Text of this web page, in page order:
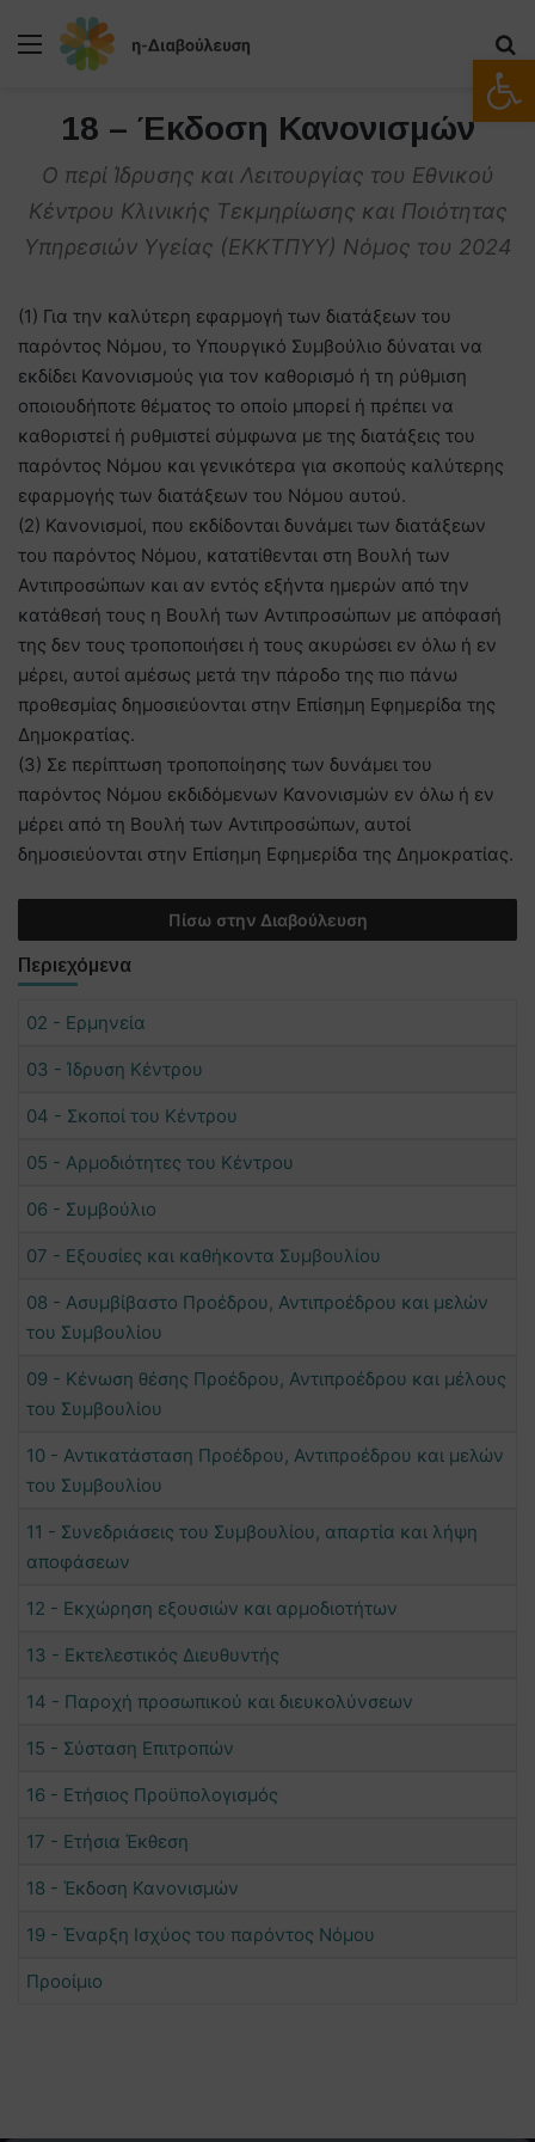
Μενού
18 – Έκδοση Κανονισμών
Ο περί Ίδρυσης και Λειτουργίας του Εθνικού
Κέντρου Κλινικής Τεκμηρίωσης και Ποιότητας
Υπηρεσιών Υγείας (ΕΚΚΤΠΥΥ) Νόμος του 2024
(1) Για την καλύτερη εφαρμογή των διατάξεων του
παρόντος Νόμου, το Υπουργικό Συμβούλιο δύναται να
εκδίδει Κανονισμούς για τον καθορισμό ή τη ρύθμιση
οποιουδήποτε θέματος το οποίο μπορεί ή πρέπει να
καθοριστεί ή ρυθμιστεί σύμφωνα με της διατάξεις του
παρόντος Νόμου και γενικότερα για σκοπούς καλύτερης
εφαρμογής των διατάξεων του Νόμου αυτού.
(2) Κανονισμοί, που εκδίδονται δυνάμει των διατάξεων
του παρόντος Νόμου, κατατίθενται στη Βουλή των
Αντιπροσώπων και αν εντός εξήντα ημερών από την
κατάθεσή τους η Βουλή των Αντιπροσώπων με απόφασή
της δεν τους τροποποιήσει ή τους ακυρώσει εν όλω ή εν
μέρει, αυτοί αμέσως μετά την πάροδο της πιο πάνω
προθεσμίας δημοσιεύονται στην Επίσημη Εφημερίδα της
Δημοκρατίας.
(3) Σε περίπτωση τροποποίησης των δυνάμει του
παρόντος Νόμου εκδιδόμενων Κανονισμών εν όλω ή εν
μέρει από τη Βουλή των Αντιπροσώπων, αυτοί
δημοσιεύονται στην Επίσημη Εφημερίδα της Δημοκρατίας.
Πίσω στην Διαβούλευση
Περιεχόμενα
02 - Ερμηνεία
03 - Ίδρυση Κέντρου
04 - Σκοποί του Κέντρου
05 - Αρμοδιότητες του Κέντρου
06 - Συμβούλιο
07 - Εξουσίες και καθήκοντα Συμβουλίου
08 - Ασυμβίβαστο Προέδρου, Αντιπροέδρου και μελών
του Συμβουλίου
09 - Κένωση θέσης Προέδρου, Αντιπροέδρου και μέλους
του Συμβουλίου
10 - Αντικατάσταση Προέδρου, Αντιπροέδρου και μελών
του Συμβουλίου
11 - Συνεδριάσεις του Συμβουλίου, απαρτία και λήψη
αποφάσεων
12 - Εκχώρηση εξουσιών και αρμοδιοτήτων
13 - Εκτελεστικός Διευθυντής
14 - Παροχή προσωπικού και διευκολύνσεων
15 - Σύσταση Επιτροπών
16 - Ετήσιος Προϋπολογισμός
17 - Ετήσια Έκθεση
18 - Έκδοση Κανονισμών
19 - Έναρξη Ισχύος του παρόντος Νόμου
Προοίμιο